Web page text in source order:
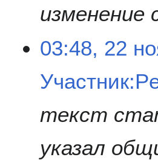
изменение
03:48, 22
текст
указал